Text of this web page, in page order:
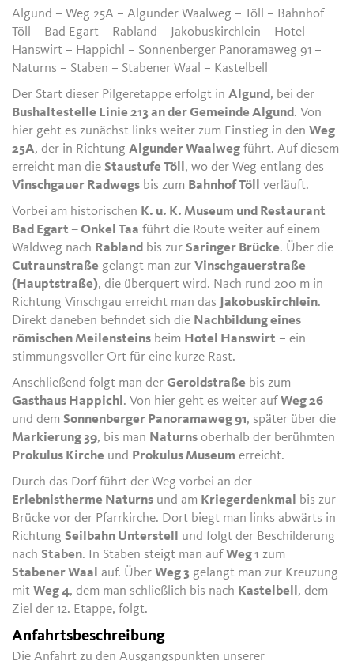
Algund – Weg 25A – Algunder Waalweg – Töll – Bahnhof
Töll – Bad Egart – Rabland – Jakobuskirchlein – Hotel
Hanswirt – Happichl – Sonnenberger Panoramaweg 91 –
Naturns – Staben – Stabener Waal – Kastelbell
Der Start dieser Pilgeretappe erfolgt inAlgund, bei der
Bushaltestelle Linie 213 an der Gemeinde Algund. Von
hier geht es zunächst links weiter zum Einstieg in denWeg
25A, der in RichtungAlgunder Waalweg führt. Auf diesem
erreicht man dieStaustufe Töll , wo der Weg entlang des
Vinschgauer Radwegs bis zum Bahnhof Töll
verläuft.
Vorbei am historischen K. u. K. Museum und Restaurant
Bad Egart – Onkel Taa führt die Route weiter auf einem
Waldweg nach Rabland bis zurSaringer Brücke. Über die
Cutraunstraße gelangt man zurVinschgauerstraße
(Hauptstraße), die überquert wird. Nach rund 200 m in
Richtung Vinschgau erreicht man das
Jakobuskirchlein.
Direkt daneben befindet sich die Nachbildung eines
römischen Meilensteins beim Hotel Hanswirt – ein
stimmungsvoller Ort für eine kurze Rast.
Anschließend folgt man derGeroldstraße bis zum
Gasthaus Happichl . Von hier geht es weiter aufWeg 26
und demSonnenberger Panoramaweg 91, später über die
Markierung 39, bis man Naturns oberhalb der berühmten
Prokulus Kirche und Prokulus Museum erreicht.
Durch das Dorf führt der Weg vorbei an der
Erlebnistherme Naturns und am Kriegerdenkmal
bis zur
Brücke vor der Pfarrkirche. Dort biegt man links abwärts in
RichtungSeilbahn Unterstell
und folgt der Beschilderung
nachStaben. In Staben steigt man aufWeg 1 zum
Stabener Waal auf. ÜberWeg 3 gelangt man zur Kreuzung
mitWeg 4, dem man schließlich bis nach Kastelbell , dem
Ziel der 12. Etappe, folgt.
Anfahrtsbeschreibung
Die Anfahrt zu den Ausgangspunkten unserer